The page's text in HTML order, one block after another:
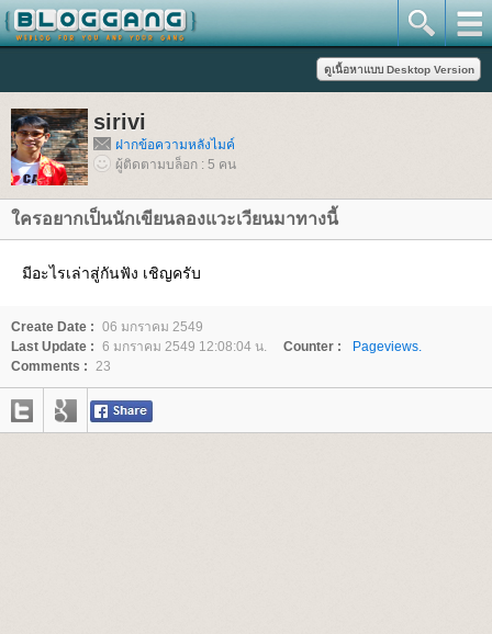
sirivi
ฝากข้อความหลังไมค์
ผู้ติดตามบล็อก : 5 คน
ครอยากเป็นนักเขียนลองแวะเวียนมาทางนี้
มีอะไรเล่าสู่กันฟัง เชิญครับ
Create Date : 06 มกราคม 2549
Last Update : 6 มกราคม 2549 12:08:04 น. Counter :
Pageviews.
Comments : 23